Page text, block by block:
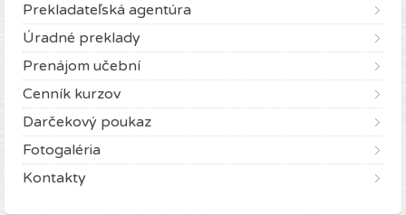
Prekladateľská agentúra
Úradné preklady
Prenájom učební
Cenník kurzov
Darčekový poukaz
Fotogaléria
Kontakty